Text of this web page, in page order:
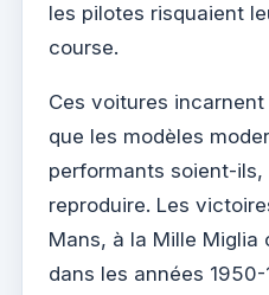
les pilotes risquaient
course.
Ces voitures incarnent
que les modèles
performants soient-
reproduire. Les
Mans, à la Mille Miglia
dans les années